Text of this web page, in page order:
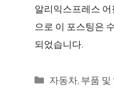
알리익스프레스
으로 이 포스팅은
되었습니다.
카
자동차, 부품